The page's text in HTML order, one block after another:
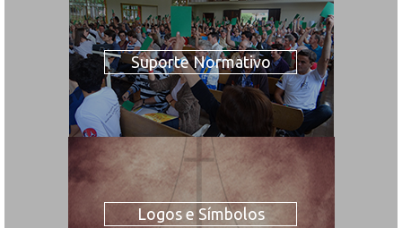
Suporte Normativo
Logos e Símbolos